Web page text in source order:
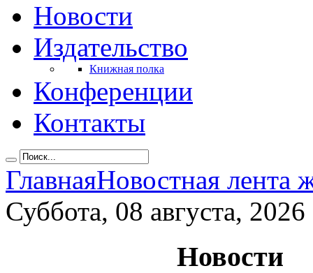
Новости
Издательство
Книжная полка
Конференции
Контакты
ГлавнаяНовостная лента
Суббота, 08 августа, 2026
Новости